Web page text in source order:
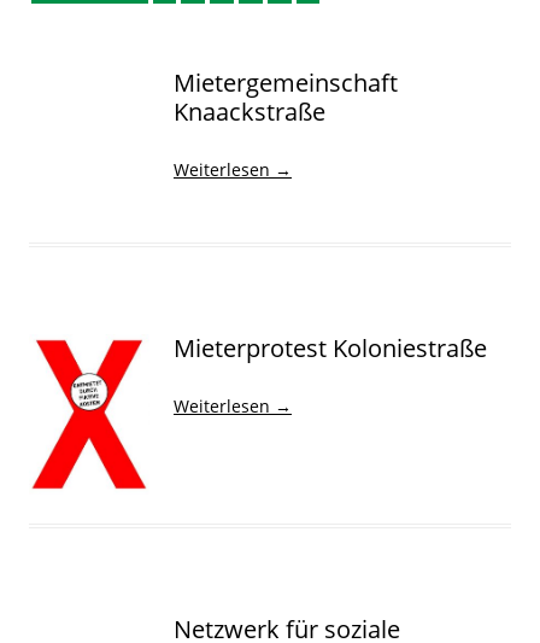
Mietergemeinschaft
Knaackstraße
Weiterlesen →
Mieterprotest Koloniestraße
Weiterlesen →
Netzwerk für soziale